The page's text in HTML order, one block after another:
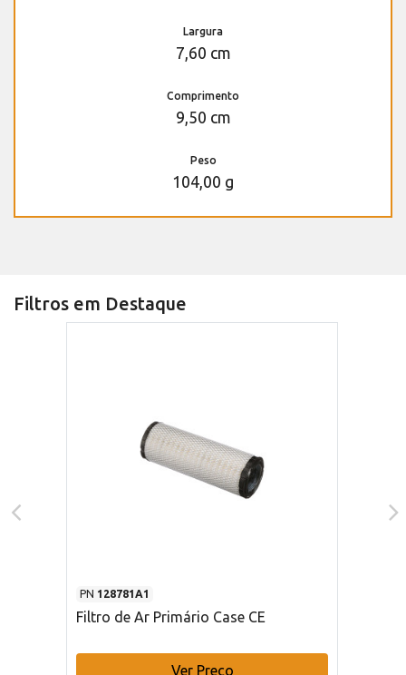
Largura
7,60 cm
Comprimento
9,50 cm
Peso
104,00 g
Filtros em Destaque
PN 128781A1
Filtro de Ar Primário Case CE
Ver Preço